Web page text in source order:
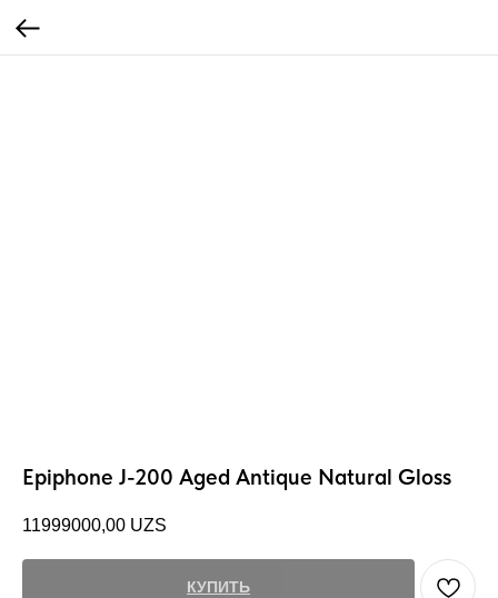
Epiphone J-200 Aged Antique Natural Gloss
11999000,00 UZS
КУПИТЬ